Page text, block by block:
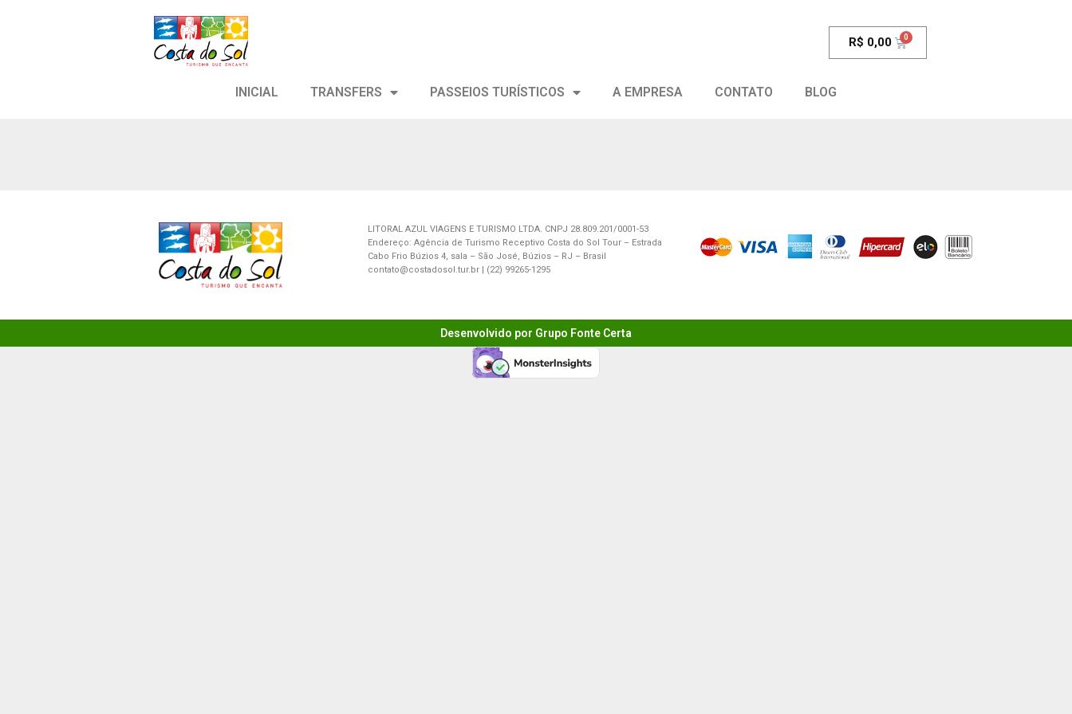
R$ 0,00
INICIAL TRANSFERS PASSEIOS TURÍSTICOS A EMPRESA CONTATO BLOG
LITORAL AZUL VIAGENS E TURISMO LTDA. CNPJ 28.809.201/0001-53
Endereço: Agência de Turismo Receptivo Costa do Sol Tour – Estrada
Cabo Frio Búzios 4, sala – São José, Búzios – RJ – Brasil
contato@costadosol.tur.br | (22) 99265-1295
Desenvolvido por Grupo Fonte Certa